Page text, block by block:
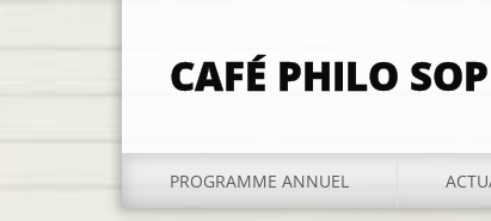
CAFÉ PHILO
PROGRAMME ANNUEL